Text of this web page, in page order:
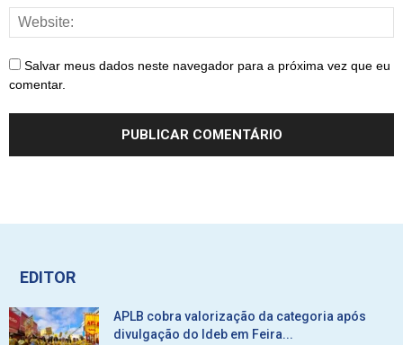
Salvar meus dados neste navegador para a próxima vez que eu
comentar.
EDITOR
APLB cobra valorização da categoria após
divulgação do Ideb em Feira...